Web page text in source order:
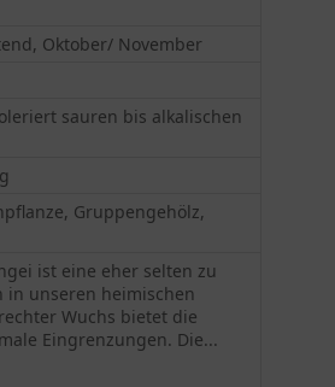
Oktober/ November
sauren bis alkalischen
Gruppengehölz,
ist eine eher selten zu
in unseren heimischen
Wuchs bietet die
Eingrenzungen. Die...